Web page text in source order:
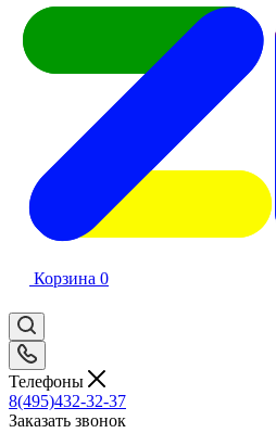
Корзина 0
Телефоны
8(495)432-32-37
Заказать звонок